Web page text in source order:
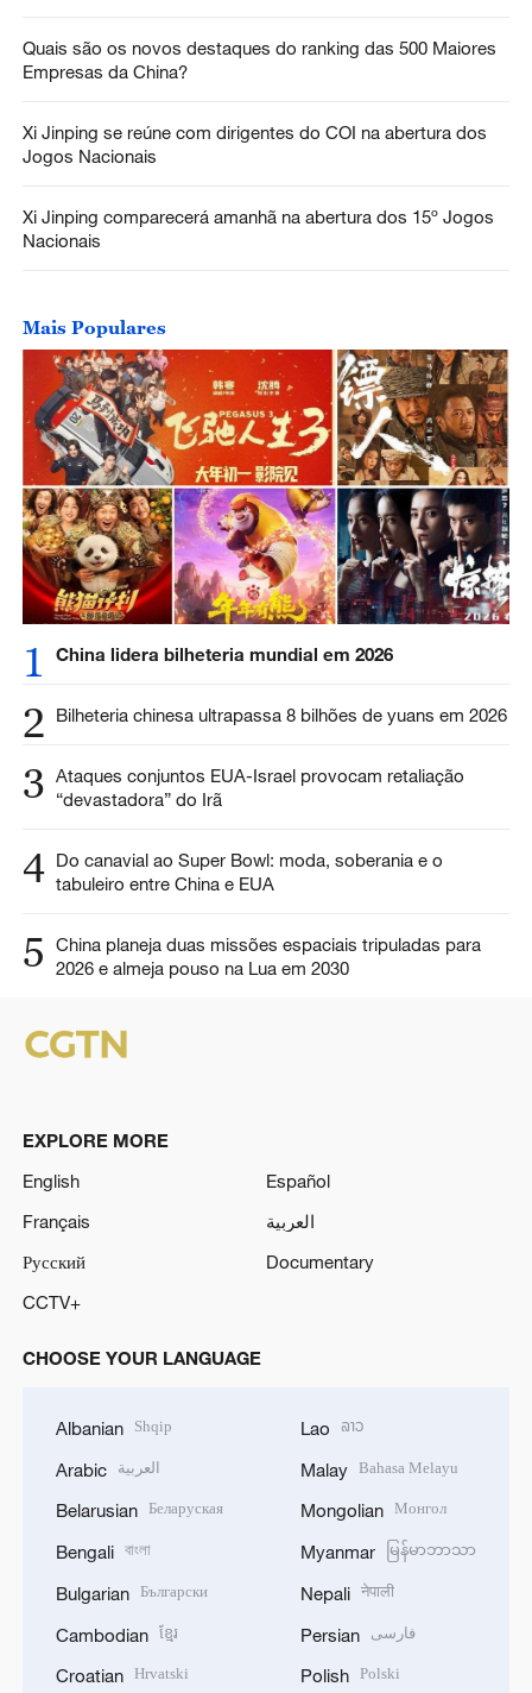
Quais são os novos destaques do ranking das 500 Maiores
Empresas da China?
Xi Jinping se reúne com dirigentes do COI na abertura dos
Jogos Nacionais
Xi Jinping comparecerá amanhã na abertura dos 15º Jogos
Nacionais
Mais Populares
1 China lidera bilheteria mundial em 2026
2 Bilheteria chinesa ultrapassa 8 bilhões de yuans em 2026
3 Ataques conjuntos EUA-Israel provocam retaliação
“devastadora” do Irã
4 Do canavial ao Super Bowl: moda, soberania e o
tabuleiro entre China e EUA
5
China planeja duas missões espaciais tripuladas para
2026 e almeja pouso na Lua em 2030
EXPLORE MORE
English
Español
Français
العربية
Русский
Documentary
CCTV+
CHOOSE YOUR LANGUAGE
Albanian Shqip
Arabic العربية
Belarusian Беларуская
Bengali বাংলা
Bulgarian Български
Cambodian ខ្មែរ
Croatian Hrvatski
Lao ລາວ
Malay Bahasa Melayu
Mongolian Монгол
Myanmar မြန်မာဘာသာ
Nepali नेपाली
Persian فارسی
Polish Polski